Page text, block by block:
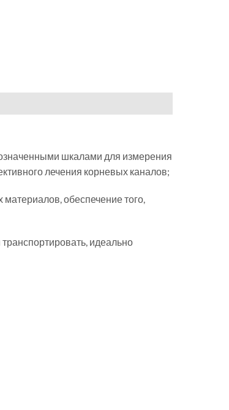
шкалами для измерения
лечения корневых каналов;
обеспечение того,
идеально